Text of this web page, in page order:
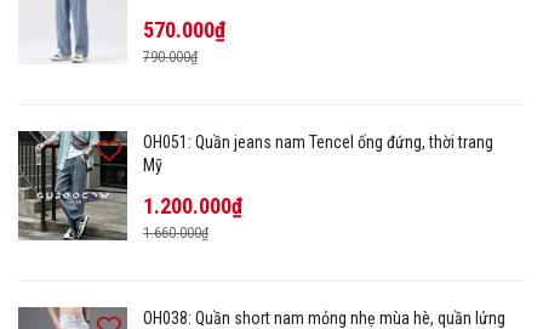
570.000₫
790.000₫
OH051: Quần jeans nam Tencel ống đứng, thời trang
Mỹ
1.200.000₫
1.660.000₫
OH038: Quần short nam mỏng nhẹ mùa hè, quần lửng